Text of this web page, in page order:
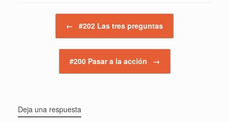
← #202 Las tres preguntas
#200 Pasar a la acción →
Deja una respuesta